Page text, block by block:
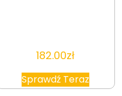
182.00zł
Sprawdź Teraz